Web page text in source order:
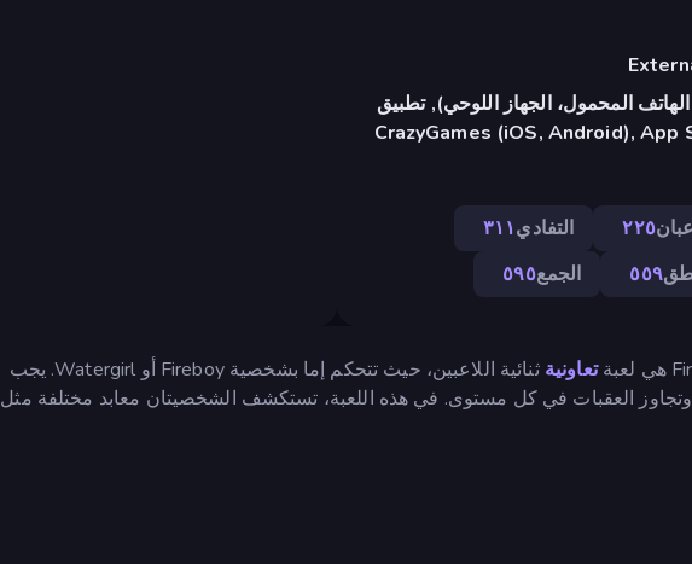
المحمول، الجهاز اللوحي), تطبيق
CrazyGames (iOS, Android), App
٢٢٥ التفادي٣١١
٥٥٩ الجمع٥٩٥
تعاونية
ثنائية اللاعبين، حيث تتحكم إما بشخصية Fireboy أو Watergirl. يجب
وتجاوز العقبات في كل مستوى. في هذه اللعبة، تستكشف الشخصيتان معابد مختلفة مثل